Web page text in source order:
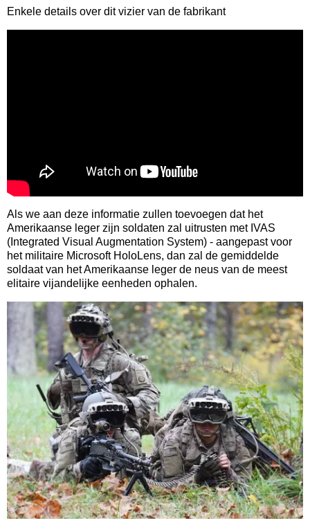
Enkele details over dit vizier van de fabrikant
Als we aan deze informatie zullen toevoegen dat het
Amerikaanse leger zijn soldaten zal uitrusten met IVAS
(Integrated Visual Augmentation System) - aangepast voor
het militaire Microsoft HoloLens, dan zal de gemiddelde
soldaat van het Amerikaanse leger de neus van de meest
elitaire vijandelijke eenheden ophalen.